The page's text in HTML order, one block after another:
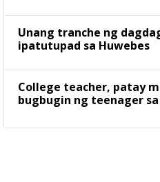
Unang tranche ng
ipatutupad sa Huwebes
College teacher, patay
bugbugin ng teenager